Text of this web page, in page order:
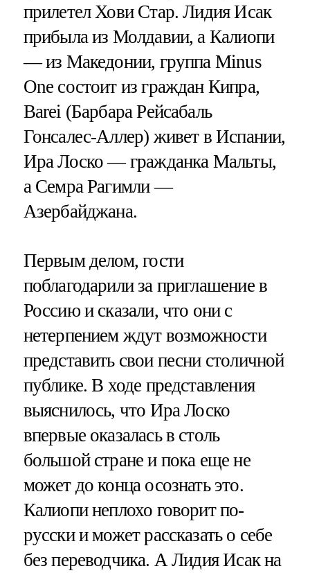
прилетел Хови Стар. Лидия Исак
прибыла из Молдавии, а Калиопи
— из Македонии, группа Minus
One состоит из граждан Кипра,
Barei (Барбара Рейсабаль
Гонсалес-Аллер) живет в Испании,
Ира Лоско — гражданка Мальты,
а Семра Рагимли —
Азербайджана.
Первым делом, гости
поблагодарили за приглашение в
Россию и сказали, что они с
нетерпением ждут возможности
представить свои песни столичной
публике. В ходе представления
выяснилось, что Ира Лоско
впервые оказалась в столь
большой стране и пока еще не
может до конца осознать это.
Калиопи неплохо говорит по-
русски и может рассказать о себе
без переводчика. А Лидия Исак на